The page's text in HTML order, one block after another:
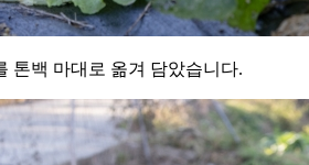
톤백 마대로 옮겨 담았습니다.